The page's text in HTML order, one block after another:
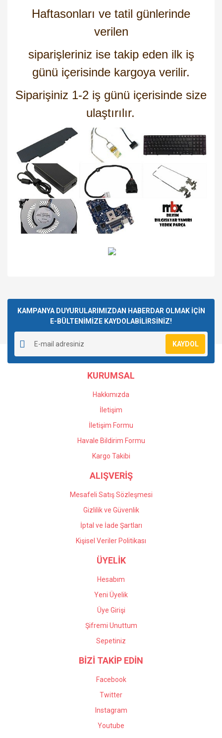
Haftasonları ve tatil günlerinde
verilen
siparişleriniz ise takip eden ilk iş
günü içerisinde kargoya verilir.
Siparişiniz 1-2 iş günü içerisinde size
ulaştırılır.
Yorum Yaz
kullanarak tarafımıza iletebilirsiniz.
Görüş ve önerileriniz için teşekkür ederiz.
Ürün resmi kalitesiz, bozuk veya görüntülenemiyor.
Ürün açıklamasında eksik bilgiler bulunuyor.
Ürün bilgilerinde hatalar bulunuyor.
Ürün fiyatı diğer sitelerden daha pahalı.
Gönder
KAMPANYA DUYURULARIMIZDAN HABERDAR OLMAK İÇİN
E-BÜLTENİMİZE KAYDOLABİLİRSİNİZ!
KAYDOL
KURUMSAL
Hakkımızda
İletişim
İletişim Formu
Havale Bildirim Formu
Kargo Takibi
ALIŞVERİŞ
Mesafeli Satış Sözleşmesi
Gizlilik ve Güvenlik
İptal ve İade Şartları
Kişisel Veriler Politikası
ÜYELİK
Hesabım
Yeni Üyelik
Üye Girişi
Şifremi Unuttum
Sepetiniz
BİZİ TAKİP EDİN
Facebook
Twitter
Instagram
Youtube